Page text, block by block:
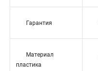
Гарантия
Материал
пластика